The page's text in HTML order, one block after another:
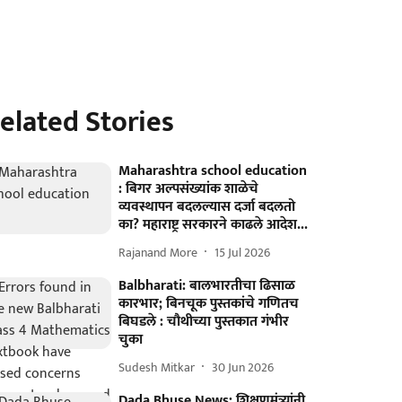
Stories
Maharashtra school education
: बिगर अल्पसंख्यांक शाळेचे
व्यवस्थापन बदलल्यास दर्जा बदलतो
का? महाराष्ट्र सरकारने काढले आदेश...
Rajanand More 15 Jul 2026
Balbharati: बालभारतीचा ढिसाळ
कारभार; बिनचूक पुस्तकांचे गणितच
बिघडले : चौथीच्या पुस्तकात गंभीर
चुका
Sudesh Mitkar 30 Jun 2026